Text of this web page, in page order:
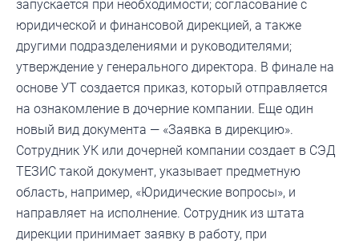
запускается при необходимости; согласование с
юридической и финансовой дирекцией, а также
другими подразделениями и руководителями;
утверждение у генерального директора. В финале на
основе УТ создается приказ, который отправляется
на ознакомление в дочерние компании. Еще один
новый вид документа — «Заявка в дирекцию».
Сотрудник УК или дочерней компании создает в СЭД
ТЕЗИС такой документ, указывает предметную
область, например, «Юридические вопросы», и
направляет на исполнение. Сотрудник из штата
дирекции принимает заявку в работу, при